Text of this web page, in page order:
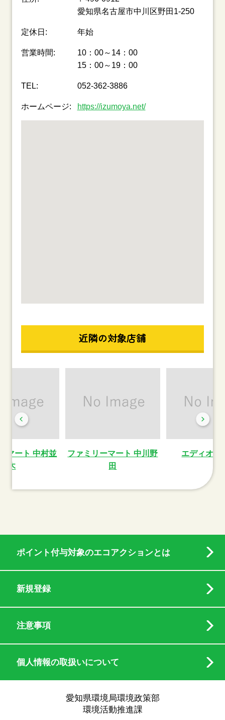
愛知県名古屋市中川区野田1-250
定休日: 年始
営業時間:
10：00～14：00
15：00～19：00
TEL: 052-362-3886
ホームページ: https://izumoya.net/
近隣の対象店舗
マート 中村並
木
ファミリーマート 中川野
田
エディオン
ポイント付与対象のエコアクションとは
新規登録
注意事項
個人情報の取扱いについて
愛知県環境局環境政策部
環境活動推進課